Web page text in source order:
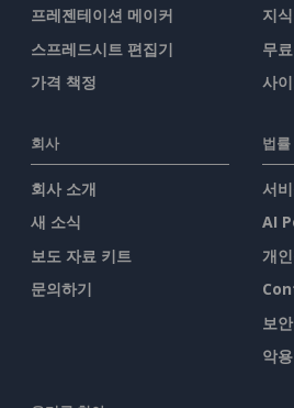
프레젠테이션 메이커
스프레드시트 편집기
가격 책정
지식
무
사
회사
회사 소개
새 소식
보도 자료 키트
문의하기
법률
서
AI
개
보
악